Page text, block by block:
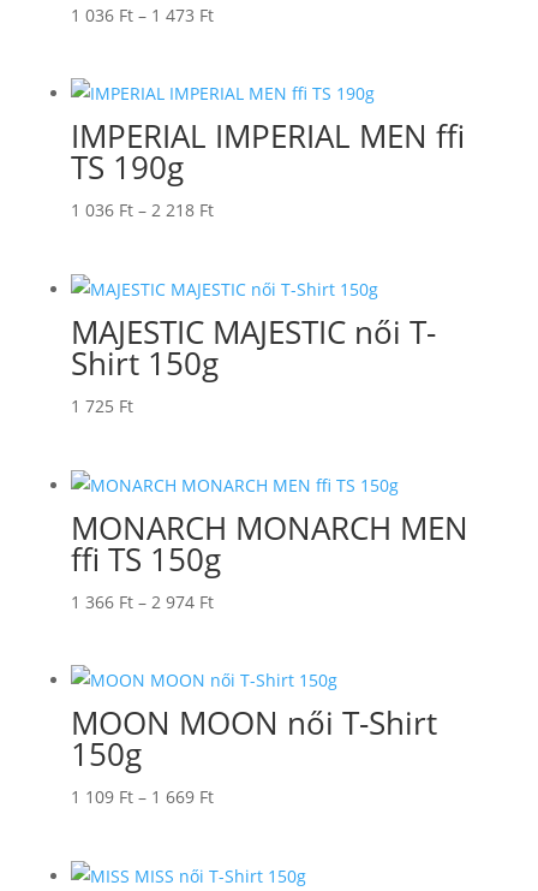
1 036 Ft – 1 473 FtÁrtartomány:
-
IMPERIAL IMPERIAL MEN ffi
TS 190g
1 036 Ft – 2 218 FtÁrtartomány:
-
2
218 Ft
MAJESTIC MAJESTIC női T-
Shirt 150g
1 725 Ft
MONARCH MONARCH MEN
ffi TS 150g
1 366 Ft – 2 974 FtÁrtartomány:
-
2
MOON MOON női T-Shirt
150g
1 109 Ft – 1 669 FtÁrtartomány: